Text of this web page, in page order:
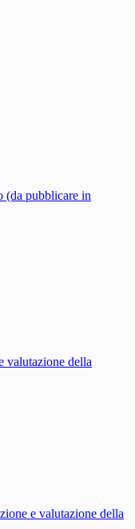
(da pubblicare in
valutazione della
e valutazione della